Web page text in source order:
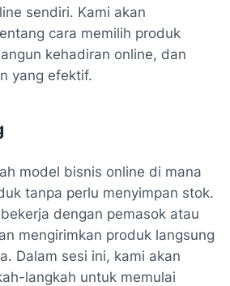
sendiri. Kami akan
cara memilih produk
kehadiran online, dan
yang efektif.
model bisnis online di mana
tanpa perlu menyimpan stok.
dengan pemasok atau
mengirimkan produk langsung
Dalam sesi ini, kami akan
langkah untuk memulai